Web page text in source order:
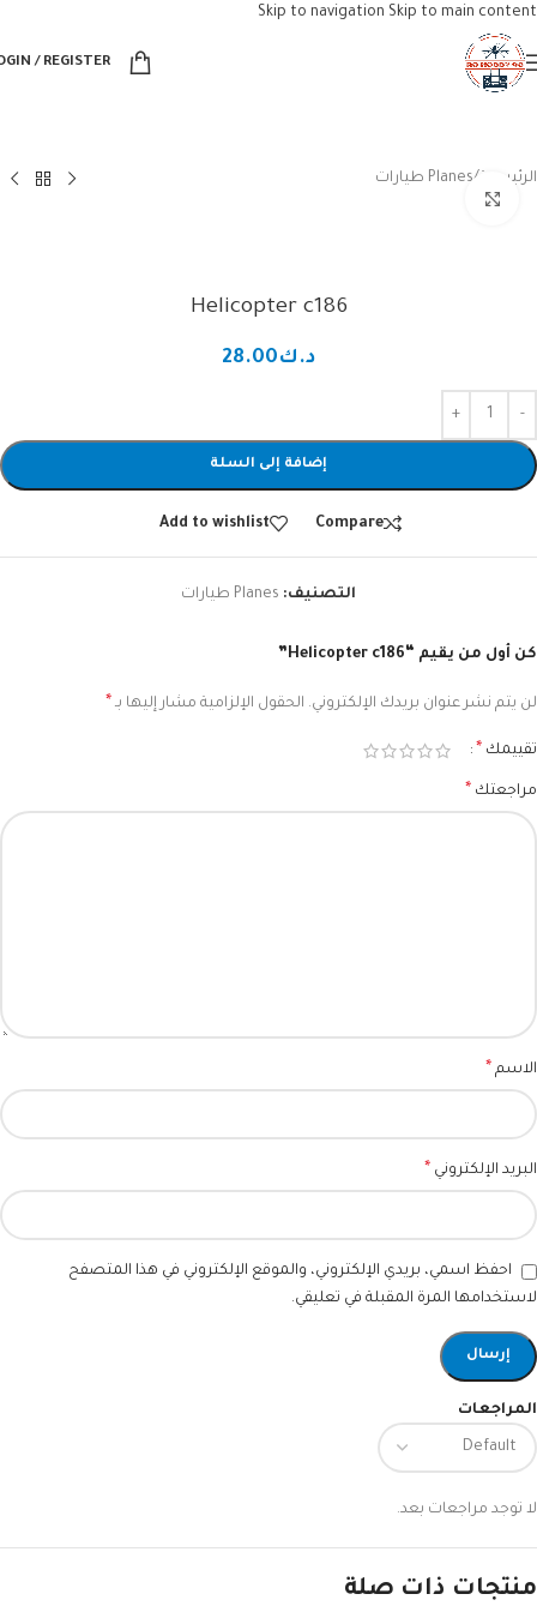
Skip to navigation Skip to main content
/ REGISTER
الرئيسية /Planes طيارات
Helicopter c186
د.ك28.00
إضافة إلى السلة
Compare
Add to wishlist
التصنيف: Planes طيارات
المراجعات
لا توجد مراجعات بعد.
كن أول من يقيم “Helicopter c186”
لن يتم نشر عنوان بريدك الإلكتروني. الحقول الإلزامية مشار إليها بـ *
تقييمك *
مراجعتك *
الاسم *
البريد الإلكتروني *
احفظ اسمي، بريدي الإلكتروني، والموقع الإلكتروني في هذا المتصفح
لاستخدامها المرة المقبلة في تعليقي.
منتجات ذات صلة